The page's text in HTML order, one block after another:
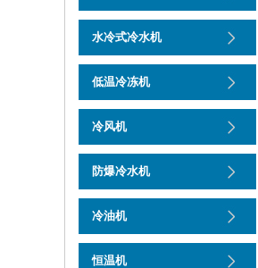
水冷式冷水机
低温冷冻机
冷风机
防爆冷水机
冷油机
恒温机